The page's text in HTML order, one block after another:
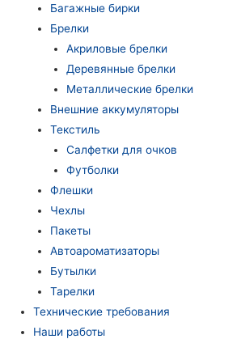
Багажные бирки
Брелки
Акриловые брелки
Деревянные брелки
Металлические брелки
Внешние аккумуляторы
Текстиль
Салфетки для очков
Футболки
Флешки
Чехлы
Пакеты
Автоароматизаторы
Бутылки
Тарелки
Технические требования
Наши работы